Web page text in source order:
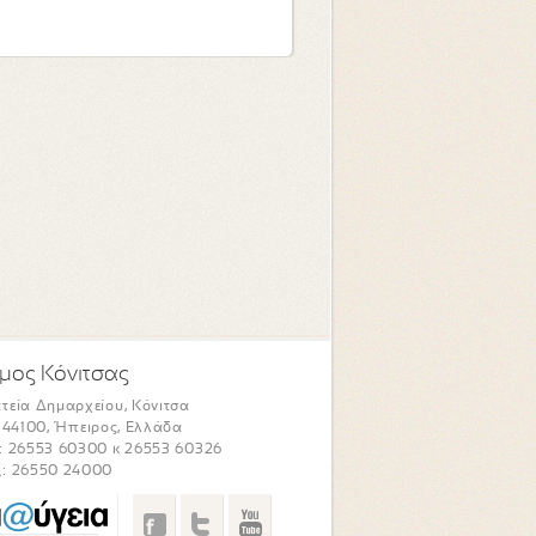
Κόνιτσας
Δημαρχείου, Κόνιτσα
44100, Ήπειρος, Ελλάδα
26553 60300 κ 26553 60326
26550 24000